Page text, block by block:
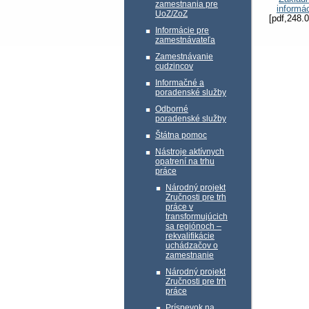
zamestnania pre
UoZ/ZoZ
Informácie pre
zamestnávateľa
Zamestnávanie
cudzincov
Informačné a
poradenské služby
Odborné
poradenské služby
Štátna pomoc
Nástroje aktívnych
opatrení na trhu
práce
Národný projekt
Zručnosti pre trh
práce v
transformujúcich
sa regiónoch –
rekvalifikácie
uchádzačov o
zamestnanie
Národný projekt
Zručnosti pre trh
práce